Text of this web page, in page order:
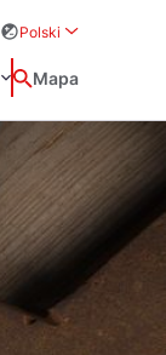
Polski
Wyszukaj
Mapa